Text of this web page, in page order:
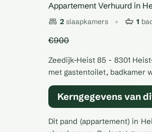
Appartement Verhuurd in
2 slaapkamers 1
€900
Zeedijk-Heist 85 - 8301
met gastentoilet, badkamer
Kerngegevens van
Dit pand (appartement) in